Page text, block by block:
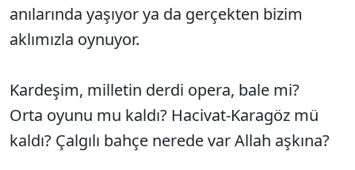
anılarında yaşıyor ya da gerçekten bizim
aklımızla oynuyor.
Kardeşim, milletin derdi opera, bale mi?
Orta oyunu mu kaldı? Hacivat-Karagöz mü
kaldı? Çalgılı bahçe nerede var Allah aşkına?